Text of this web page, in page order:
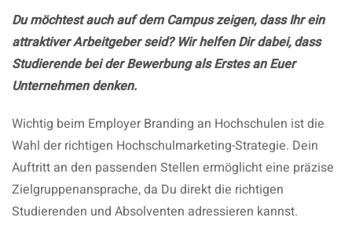
Du möchtest auch auf dem Campus zeigen, dass Ihr ein
attraktiver Arbeitgeber seid? Wir helfen Dir dabei, dass
Studierende bei der Bewerbung als Erstes an Euer
Unternehmen denken.
Wichtig beim Employer Branding an Hochschulen ist die
Wahl der richtigen Hochschulmarketing-Strategie. Dein
Auftritt an den passenden Stellen ermöglicht eine präzise
Zielgruppenansprache, da Du direkt die richtigen
Studierenden und Absolventen adressieren kannst.